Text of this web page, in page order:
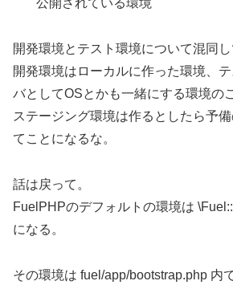
公開されている環境
開発環境とテスト環境について混同し
開発環境はローカルに作った環境、
バとしてOSとかも一緒にする環境の
ステージング環境は作るとしたら予
てことになるな。
話は戻って。
FuelPHPのデフォルトの環境は
になる。
その環境は fuel/app/bootstrap.php 内